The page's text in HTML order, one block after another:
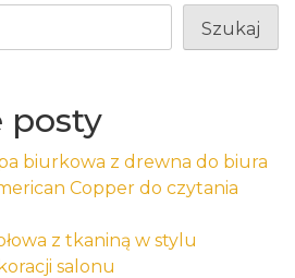
Szukaj
posty
biurkowa z drewna do biura
Copper do czytania
z tkaniną w stylu
salonu